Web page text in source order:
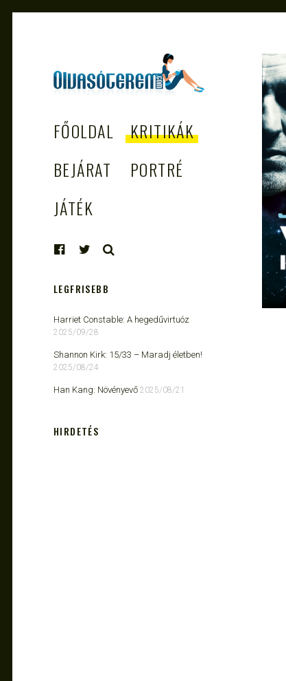
– AZ EGÉSZSÉGES
OLVASÁS
TÁMOGATÓJA
FŐOLDAL
KRITIKÁK
BEJÁRAT
PORTRÉ
JÁTÉK
LEGFRISEBB
Harriet Constable: A hegedűvirtuóz
2025/09/28
Shannon Kirk: 15/33 ​– Maradj életben!
2025/08/24
Han Kang: Növényevő 2025/08/21
HIRDETÉS